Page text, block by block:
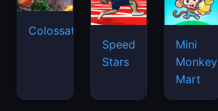
Colossatron
Speed
Stars
Mini
Monkey
Mart